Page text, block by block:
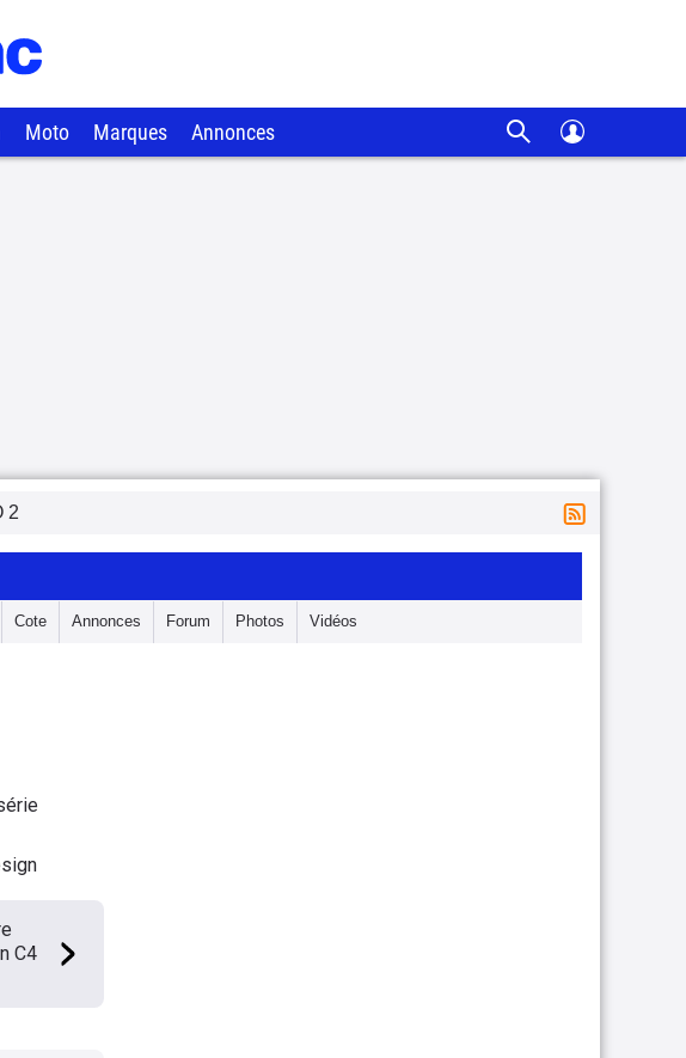
Moto Marques Annonces
2
Cote Annonces Forum Photos Vidéos
C4